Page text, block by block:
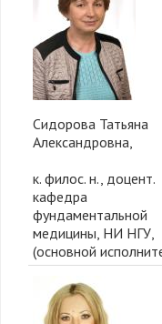
Сидорова Татьяна
Александровна,
к. филос. н., доцент.
кафедра
фундаментальной
медицины, НИ НГУ,
(основной